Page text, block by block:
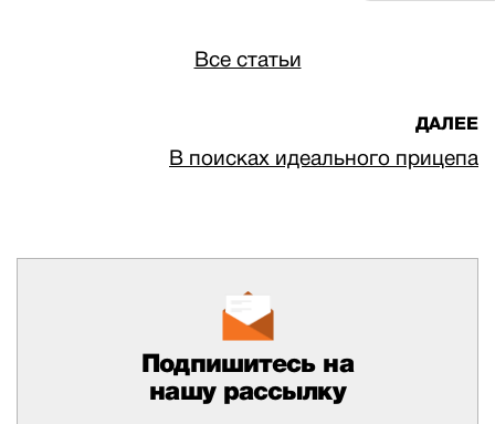
Все статьи
ДАЛЕЕ
В поисках идеального прицепа
Подпишитесь на
нашу рассылку